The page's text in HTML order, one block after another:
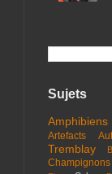
Sujets
Amphibiens
Artefacts
Tremblay
Champignons